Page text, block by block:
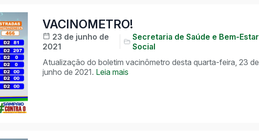
VACINOMETRO!
23 de junho de
2021
Secretaria de Saúde e Bem-Estar
Social
Atualização do boletim vacinômetro desta quarta-feira, 23 de
junho de 2021. Leia mais